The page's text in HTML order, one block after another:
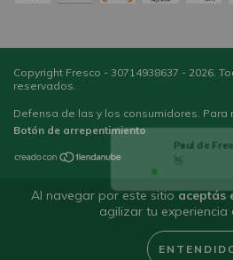
Paul de Fresco
👋 Hola! Cómo
Al navegar por este sitioaceptás
agilizar tu experiencia
Copyright Fresco - 30714938637 - 2026.
reservados.
Defensa de las y los consumidores. Para
Botón de arrepentimiento